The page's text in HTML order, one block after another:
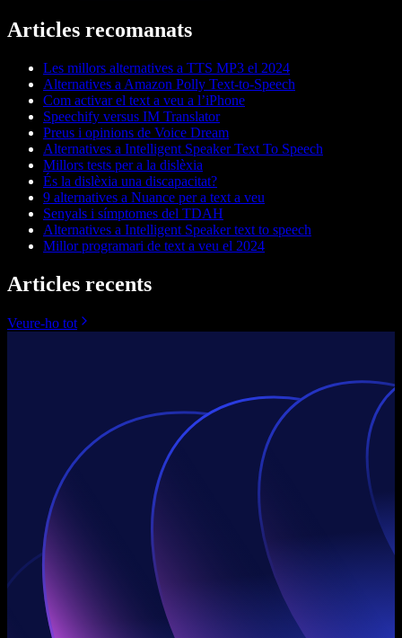
Articles recomanats
Les millors alternatives a TTS MP3 el 2024
Alternatives a Amazon Polly Text-to-Speech
Com activar el text a veu a l’iPhone
Speechify versus IM Translator
Preus i opinions de Voice Dream
Alternatives a Intelligent Speaker Text To Speech
Millors tests per a la dislèxia
És la dislèxia una discapacitat?
9 alternatives a Nuance per a text a veu
Senyals i símptomes del TDAH
Alternatives a Intelligent Speaker text to speech
Millor programari de text a veu el 2024
Articles recents
Veure-ho tot